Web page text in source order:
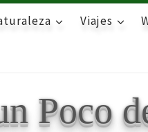
Viajes
Poco